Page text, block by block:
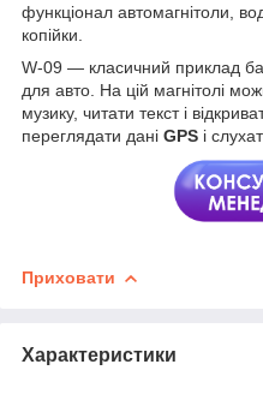
функціонал автомагнітоли,
копійки.
W-09 — класичний приклад
для авто. На цій магнітолі
музику, читати текст і
переглядати дані GPS і
Приховати
Характеристики